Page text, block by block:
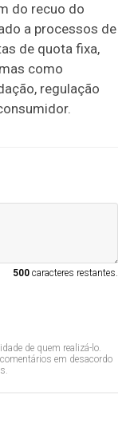
do recuo do
a processos de
de quota fixa,
como
regulação
500caracteres restantes.
de quem realizá-lo.
em desacordo